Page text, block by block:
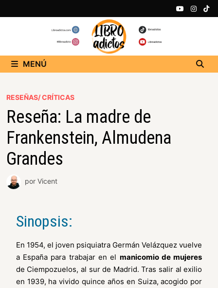
MENÚ
RESEÑAS/ CRÍTICAS
Reseña: La madre de
Frankenstein, Almudena
Grandes
por Vicent
Sinopsis:
En 1954, el joven psiquiatra Germán Velázquez vuelve
a España para trabajar en el manicomio de mujeres
de Ciempozuelos, al sur de Madrid. Tras salir al exilio
en 1939, ha vivido quince años en Suiza, acogido por